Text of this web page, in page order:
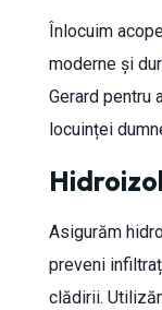
Înlocuim
moderne și
Gerard pentru
locuinței
Asigurăm
preveni
clădirii.